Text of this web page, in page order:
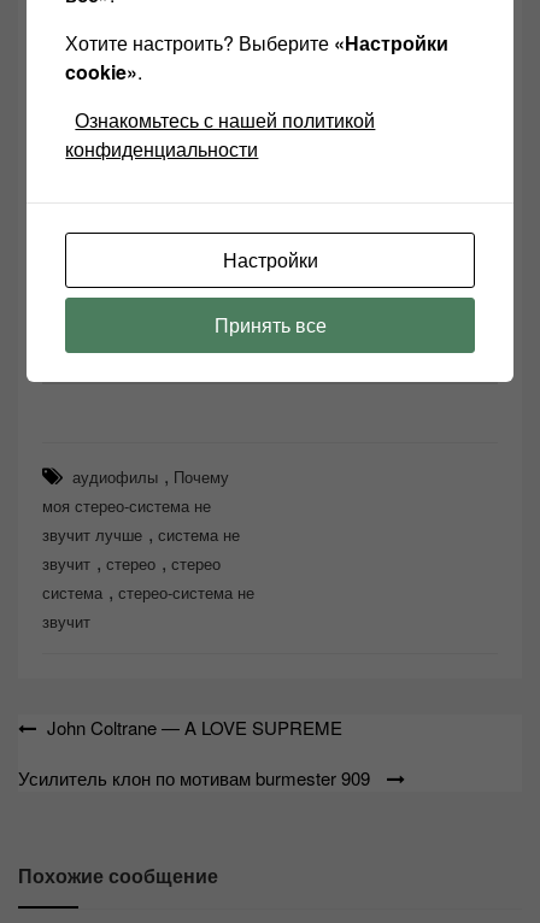
аудиофилы , Почему
моя стерео-система не
звучит лучше , система не
звучит , стерео , стерео
система , стерео-система не
звучит
Навигация
записям
John Coltrane — A LOVE SUPREME
Усилитель клон по мотивам burmester 909
Похожие сообщение
Хотите настроить? Выберите «Настройки
cookie».
Ознакомьтесь с нашей политикой
конфиденциальности
Настройки
Принять все